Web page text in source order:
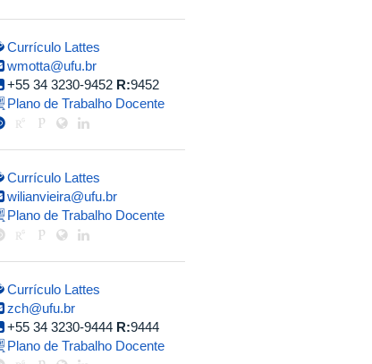
Currículo Lattes
wmotta@ufu.br
+55 34 3230-9452 R:9452
Plano de Trabalho Docente
Currículo Lattes
wilianvieira@ufu.br
Plano de Trabalho Docente
Currículo Lattes
zch@ufu.br
+55 34 3230-9444 R:9444
Plano de Trabalho Docente